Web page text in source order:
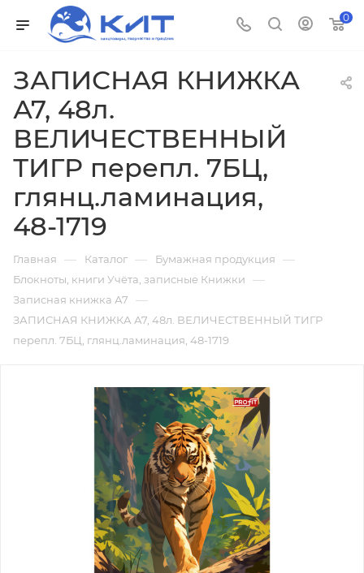
0
ЗАПИСНАЯ КНИЖКА
А7, 48л.
ВЕЛИЧЕСТВЕННЫЙ
ТИГР перепл. 7БЦ,
глянц.ламинация,
48-1719
Главная — Каталог — Бумажная продукция —
Блокноты, книги Учёта, записные Книжки —
Записная книжка А7 —
ЗАПИСНАЯ КНИЖКА А7, 48л. ВЕЛИЧЕСТВЕННЫЙ ТИГР
перепл. 7БЦ, глянц.ламинация, 48-1719